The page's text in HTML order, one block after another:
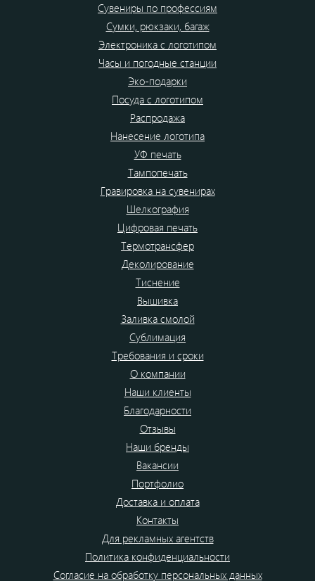
Сувениры по профессиям
Сумки, рюкзаки, багаж
Электроника с логотипом
Часы и погодные станции
Эко-подарки
Посуда с логотипом
Распродажа
Нанесение логотипа
УФ печать
Тампопечать
Гравировка на сувенирах
Шелкография
Цифровая печать
Термотрансфер
Деколирование
Тиснение
Вышивка
Заливка смолой
Сублимация
Требования и сроки
О компании
Наши клиенты
Благодарности
Отзывы
Наши бренды
Вакансии
Портфолио
Доставка и оплата
Контакты
Для рекламных агентств
Политика конфиденциальности
Согласие на обработку персональных данных